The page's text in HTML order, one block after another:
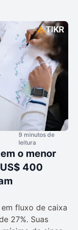
9 minutos de
leitura
o menor
400
fluxo de caixa
27%. Suas